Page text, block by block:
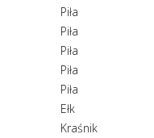
Piła
Piła
Piła
Piła
Piła
Ełk
Kraśnik